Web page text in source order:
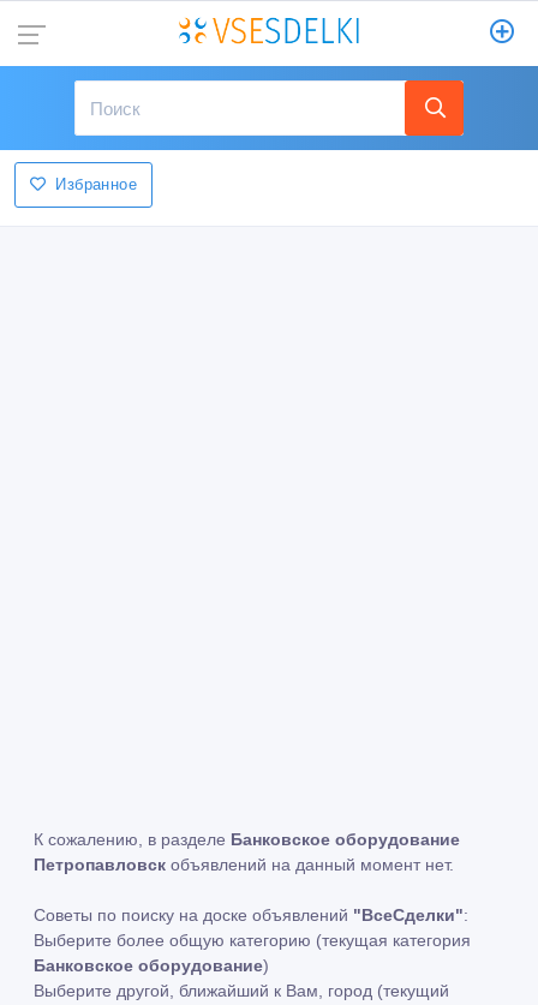
Избранное
К сожалению, в разделе Банковское оборудование
Петропавловск объявлений на данный момент нет.
Советы по поиску на доске объявлений "ВсеСделки":
Выберите более общую категорию (текущая категория
Банковское оборудование)
Выберите другой, ближайший к Вам, город (текущий